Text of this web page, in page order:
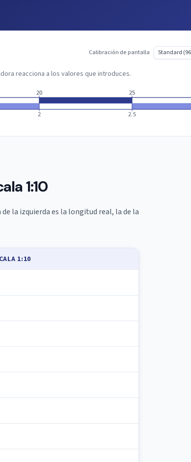
Calibración de pantalla
reacciona a los valores que introduces.
20
2
25
2.5
1:10
la izquierda es la longitud real, la de la
1:10